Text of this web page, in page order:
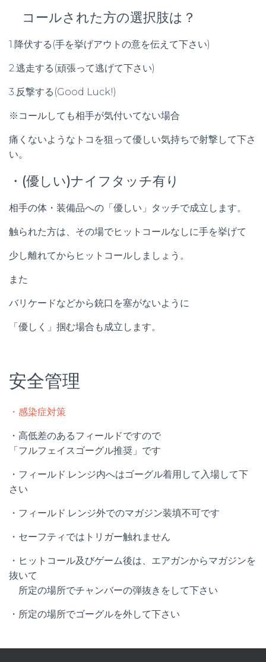
コールされた方の選択肢は？
1.降伏する(手を挙げアウトの意を伝えて下さい)
2.逃走する(頑張って逃げて下さい)
3.反撃する(Good Luck!)
※コールしても相手が気付いてない場合
痛くないようなトコを狙って優しい気持ちで射撃して下さ
い。
・(優しい)ナイフタッチ有り
相手の体・装備品への「優しい」タッチで成立します。
触られた方は、その場でヒットコールなしに手を挙げて
少し離れてからヒットコールしましょう。
また
バリケードなどから銃口を塞がないように
「優しく」掴む場合も成立します。
安全管理
・感染症対策
・高低差のあるフィールドですので
「フルフェイスゴーグル推奨」です
・フィールド.レンジ内へはゴーグル着用して入場して下
さい
・フィールド.レンジ外でのマガジン装填不可です
・セーフティではトリガー触れません
・ヒットコール及びゲーム後は、エアガンからマガジンを
抜いて
所定の場所でチャンバーの弾抜きをして下さい
・所定の場所でゴーグルを外して下さい